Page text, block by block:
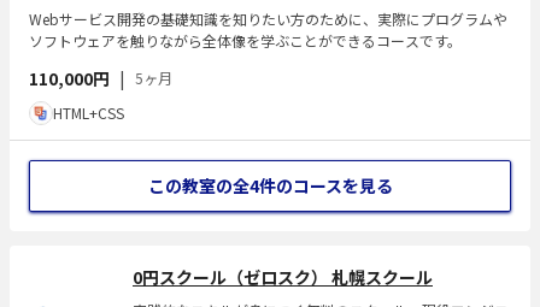
Webサービス開発の基礎知識を知りたい方のために、実際にプログラムや
ソフトウェアを触りながら全体像を学ぶことができるコースです。
110,000円 | 5ヶ月
HTML+CSS
この教室の全4件のコースを見る
0円スクール（ゼロスク） 札幌スクール